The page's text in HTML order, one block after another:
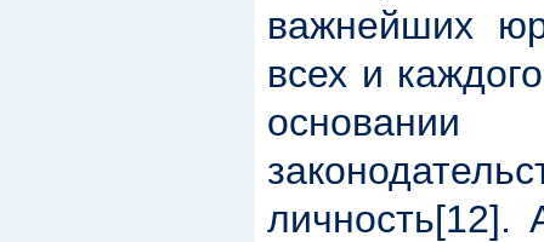
важнейших
всех и
личность[12].